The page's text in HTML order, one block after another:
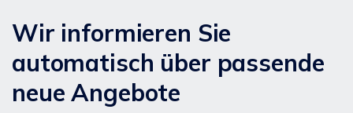
Wir informieren Sie
automatisch über passende
neue Angebote